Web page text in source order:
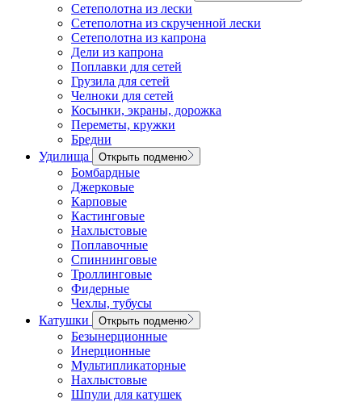
Сетеполотна из лески
Сетеполотна из скрученной лески
Сетеполотна из капрона
Дели из капрона
Поплавки для сетей
Грузила для сетей
Челноки для сетей
Косынки, экраны, дорожка
Переметы, кружки
Бредни
Удилища
Открыть подменю
Бомбардные
Джерковые
Карповые
Кастинговые
Нахлыстовые
Поплавочные
Спиннинговые
Троллинговые
Фидерные
Чехлы, тубусы
Катушки
Открыть подменю
Безынерционные
Инерционные
Мультипликаторные
Нахлыстовые
Шпули для катушек